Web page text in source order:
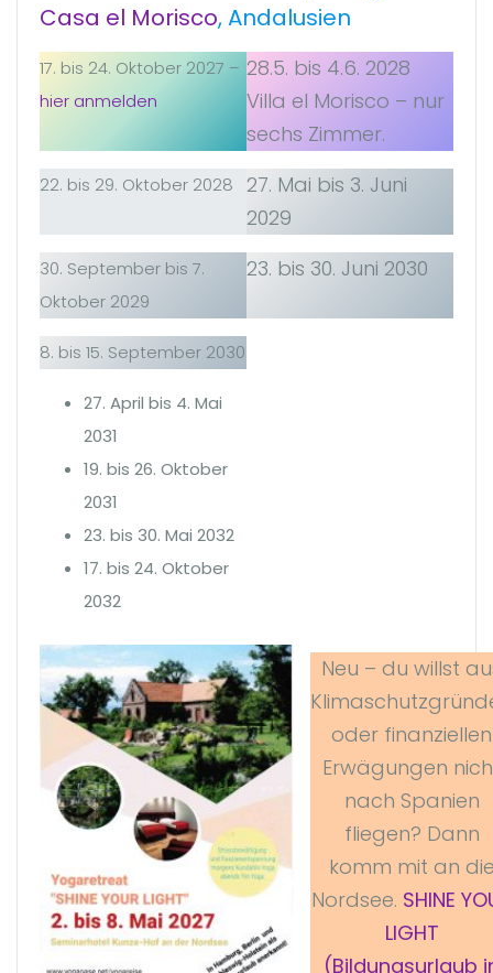
Casa el Morisco, Andalusien
17. bis 24. Oktober 2027 –
hier anmelden
28.5. bis 4.6. 2028
Villa el Morisco – nur
sechs Zimmer.
22. bis 29. Oktober 2028
27. Mai bis 3. Juni
2029
30. September bis 7.
Oktober 2029
23. bis 30. Juni 2030
8. bis 15. September 2030
27. April bis 4. Mai
2031
19. bis 26. Oktober
2031
23. bis 30. Mai 2032
17. bis 24. Oktober
2032
Neu – du willst
oder finanziellen
Erwägungen
nach Spanien
fliegen? Dann
komm mit an
Nordsee. SHINE
LIGHT
(Bildungsurlaub